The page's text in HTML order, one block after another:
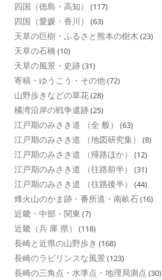
四国（徳島・高知） (117)
四国（愛媛・香川） (63)
天草の巨樹・ふるさと熊本の樹木 (23)
天草の石橋 (10)
天草の風景・史跡(31)
寄稿・ゆうこう・その他(72)
山野歩きなどの草花(28)
橘湾沿岸の戦争遺跡(25)
江戸期のみさき道 （全 般） (63)
江戸期のみさき道 （地図研究集） (8)
江戸期のみさき道 （帰路ほか） (12)
江戸期のみさき道 （往路前半） (31)
江戸期のみさき道 （往路後半） (44)
烽火山のかま跡・番所道・南畝石(16)
近畿・中部・関東 (7)
近畿（兵 庫 県） (118)
長崎と近県の山野歩き (168)
長崎のラビリンスな風景 (123)
長崎の三角点・水準点・地理局測点 (30)